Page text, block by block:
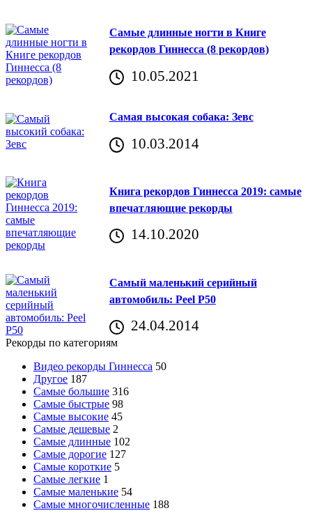
Самые длинные ногти в Книге
рекордов Гиннесса (8 рекордов)
10.05.2021
Самая высокая собака: Зевс
10.03.2014
Книга рекордов Гиннесса 2019: самые
впечатляющие рекорды
14.10.2020
Самый маленький серийный
автомобиль: Peel P50
24.04.2014
Рекорды по категориям
Видео рекорды Гиннесса 50
Другое 187
Самые большие 316
Самые быстрые 98
Самые высокие 45
Самые дешевые 2
Самые длинные 102
Самые дорогие 127
Самые короткие 5
Самые легкие 1
Самые маленькие 54
Самые многочисленные 188